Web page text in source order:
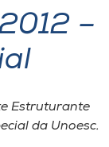
–
Estruturante
da Unoesc.